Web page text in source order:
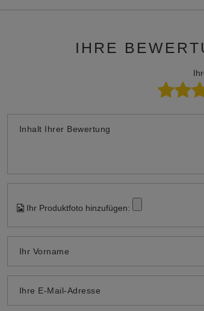
IHRE
Inhalt Ihrer Bewertung
Ihr Produktfoto hinzufügen:
Ihr Vorname
Ihre E-Mail-Adresse